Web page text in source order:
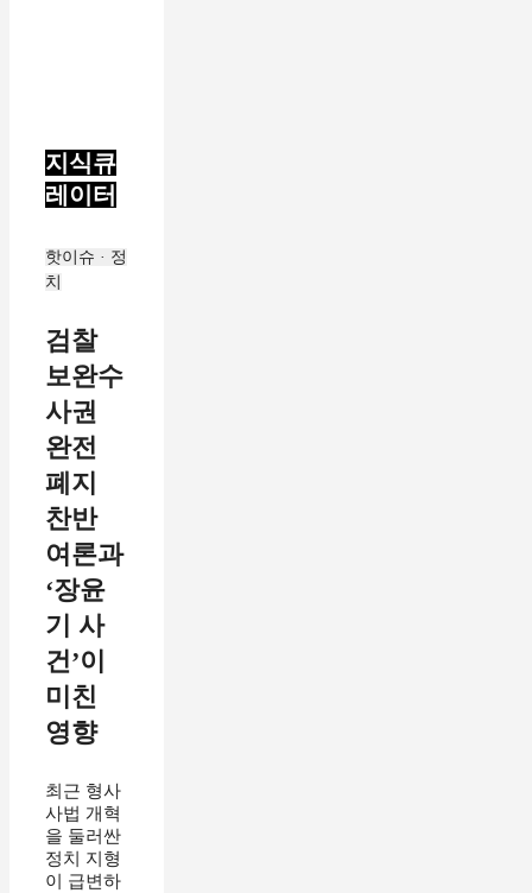
지식큐
레이터
핫이슈 · 정
치
검찰
보완수
사권
완전
폐지
찬반
여론과
‘장윤
기 사
건’이
미친
영향
최근 형사
사법 개혁
을 둘러싼
정치 지형
이 급변하